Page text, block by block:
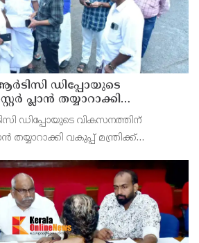
ഡിപ്പോയുടെ
പ്ലാൻ തയ്യാറാക്കി
ഒ മോഹനൻ എം എൽ എ
ഡിപ്പോയുടെ വികസനത്തിന്
തയ്യാറാക്കി വകുപ്പ് മന്ത്രിക്ക്
അധികം വരുന്ന സ്ഥലമുണ്ട്